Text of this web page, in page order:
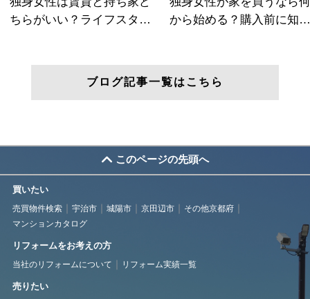
ブログ記事一覧はこちら
このページの先頭へ
買いたい
売買物件検索 宇治市 城陽市 京田辺市
その他京都府
マンションカタログ
リフォームをお考えの方
当社のリフォームについて リフォーム実績一覧
売りたい